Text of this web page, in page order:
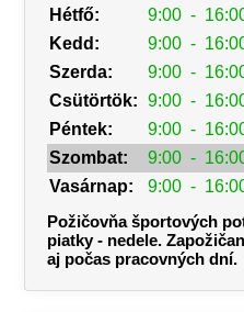
Hétfő: 9:00 -
Kedd:
9:00 -
Szerda:
9:00 -
Csütörtök: 9:00 -
Péntek:
9:00 -
Szombat:
9:00 -
Vasárnap:
9:00 -
Požičovňa športových
piatky - nedele.
aj počas pracovných dní.